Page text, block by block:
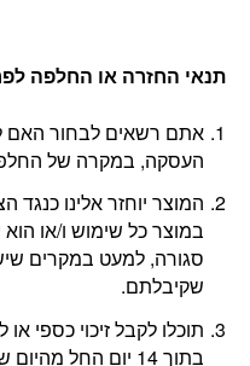
תנאי החזרה או החלפה
אתם רשאים לבחור האם
העסקה, במקרה של החלפה
המוצר יוחזר אלינו
במוצר כל שימוש ו/או
סגורה, למעט במקרים
שקיבלתם.
תוכלו לקבל זיכוי כספי
בתוך 14 יום החל מהיום שהגיע לידיכם.